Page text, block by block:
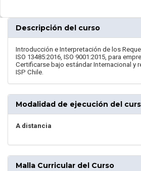
Descripción del curso
Introducción e Interpretación de los
ISO 13485:2016, ISO 9001:2015, para
Certificarse bajo estándar Internacional y
ISP Chile.
Modalidad de ejecución del
A distancia
Malla Curricular del Curso